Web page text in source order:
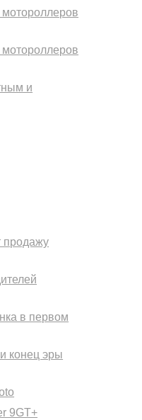
и
продажу
в первом
конец эры
9GT+